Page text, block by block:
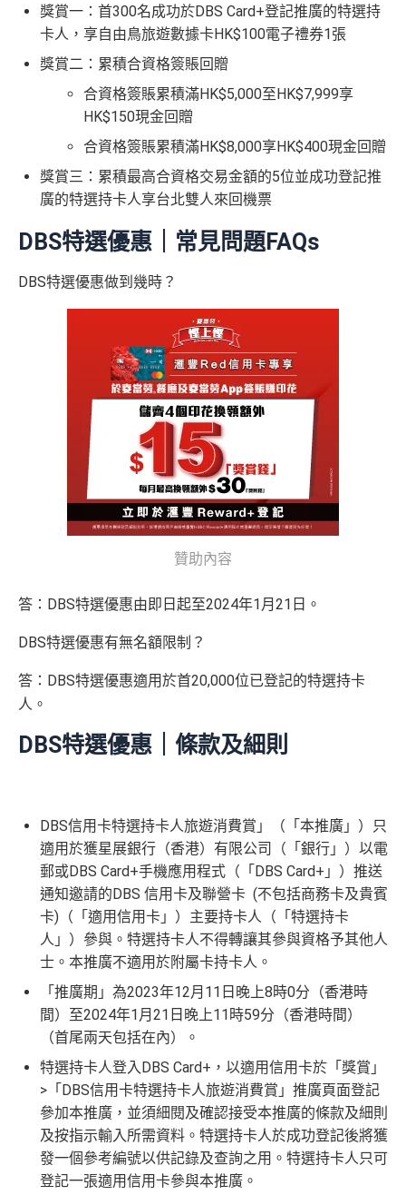
獎賞一：首300名成功於DBS Card+登記推廣的特選持
卡人，享自由鳥旅遊數據卡HK$100電子禮券1張
獎賞二：累積合資格簽賬回贈
合資格簽賬累積滿HK$5,000至HK$7,999享
HK$150現金回贈
合資格簽賬累積滿HK$8,000享HK$400現金回贈
獎賞三：累積最高合資格交易金額的5位並成功登記推
廣的特選持卡人享台北雙人來回機票
DBS特選優惠｜常見問題FAQs
DBS特選優惠做到幾時？
贊助內容
答：DBS特選優惠由即日起至2024年1月21日。
DBS特選優惠有無名額限制？
答：DBS特選優惠適用於首20,000位已登記的特選持卡
人。
DBS特選優惠｜條款及細則
DBS信用卡特選持卡人旅遊消費賞」（「本推廣」）只
適用於獲星展銀行（香港）有限公司（「銀行」）以電
郵或DBS Card+手機應用程式（「DBS Card+」）推送
通知邀請的DBS 信用卡及聯營卡 (不包括商務卡及貴賓
卡)（「適用信用卡」）主要持卡人（「特選持卡
人」）參與。特選持卡人不得轉讓其參與資格予其他人
士。本推廣不適用於附屬卡持卡人。
「推廣期」為2023年12月11日晚上8時0分（香港時
間）至2024年1月21日晚上11時59分（香港時間）
（首尾兩天包括在內）。
特選持卡人登入DBS Card+，以適用信用卡於「獎賞」
>「DBS信用卡特選持卡人旅遊消費賞」推廣頁面登記
參加本推廣，並須細閱及確認接受本推廣的條款及細則
及按指示輸入所需資料。特選持卡人於成功登記後將獲
發一個參考編號以供記錄及查詢之用。特選持卡人只可
登記一張適用信用卡參與本推廣。